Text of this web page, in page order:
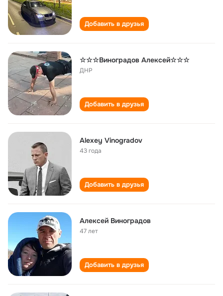
Добавить в друзья
☆☆☆Виноградов Алексей☆☆☆
ДНР
Добавить в друзья
Alexey Vinogradov
43 года
Добавить в друзья
Алексей Виноградов
47 лет
Добавить в друзья